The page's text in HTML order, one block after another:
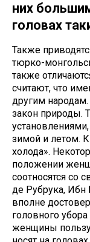
них
головах
Также
тюрко-
также
считают, что
другим
закон природы.
зимой и летом.
холода».
положении
соотносятся со
де Рубрука, Ибн
вполне
головного
женщины